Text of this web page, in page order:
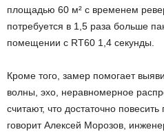
площадью 60 м² с временем
потребуется в 1,5 раза больше
помещении с RT60 1,4 секунды.
Кроме того, замер помогает
волны, эхо, неравномерное
считают, что достаточно
говорит Алексей Морозов,